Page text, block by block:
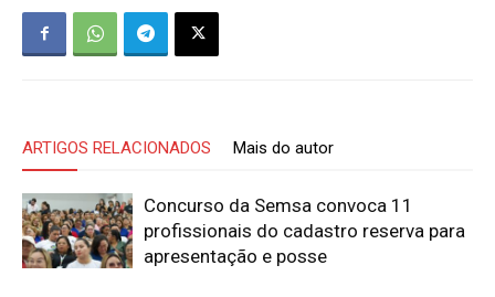
ARTIGOS RELACIONADOS Mais do autor
Concurso da Semsa convoca 11
profissionais do cadastro reserva para
apresentação e posse